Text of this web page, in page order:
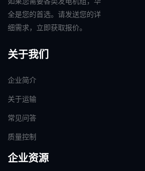
全是您的首选。请发送您的详
细需求，立即获取报价。
关于我们
企业简介
关于运输
常见问答
质量控制
企业资源